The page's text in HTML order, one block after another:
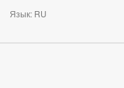
Язык: RU